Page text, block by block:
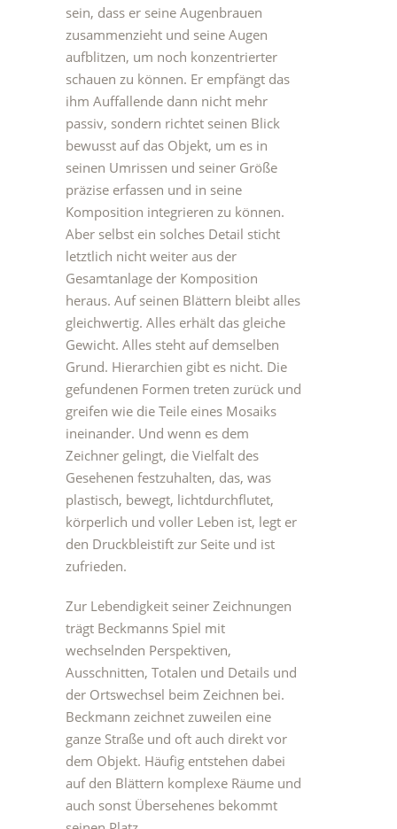
sein, dass er seine Augenbrauen
zusammenzieht und seine Augen
aufblitzen, um noch konzentrierter
schauen zu können. Er empfängt das
ihm Auffallende dann nicht mehr
passiv, sondern richtet seinen Blick
bewusst auf das Objekt, um es in
seinen Umrissen und seiner Größe
präzise erfassen und in seine
Komposition integrieren zu können.
Aber selbst ein solches Detail sticht
letztlich nicht weiter aus der
Gesamtanlage der Komposition
heraus. Auf seinen Blättern bleibt alles
gleichwertig. Alles erhält das gleiche
Gewicht. Alles steht auf demselben
Grund. Hierarchien gibt es nicht. Die
gefundenen Formen treten zurück und
greifen wie die Teile eines Mosaiks
ineinander. Und wenn es dem
Zeichner gelingt, die Vielfalt des
Gesehenen festzuhalten, das, was
plastisch, bewegt, lichtdurchflutet,
körperlich und voller Leben ist, legt er
den Druckbleistift zur Seite und ist
zufrieden.
Zur Lebendigkeit seiner Zeichnungen
trägt Beckmanns Spiel mit
wechselnden Perspektiven,
Ausschnitten, Totalen und Details und
der Ortswechsel beim Zeichnen bei.
Beckmann zeichnet zuweilen eine
ganze Straße und oft auch direkt vor
dem Objekt. Häufig entstehen dabei
auf den Blättern komplexe Räume und
auch sonst Übersehenes bekommt